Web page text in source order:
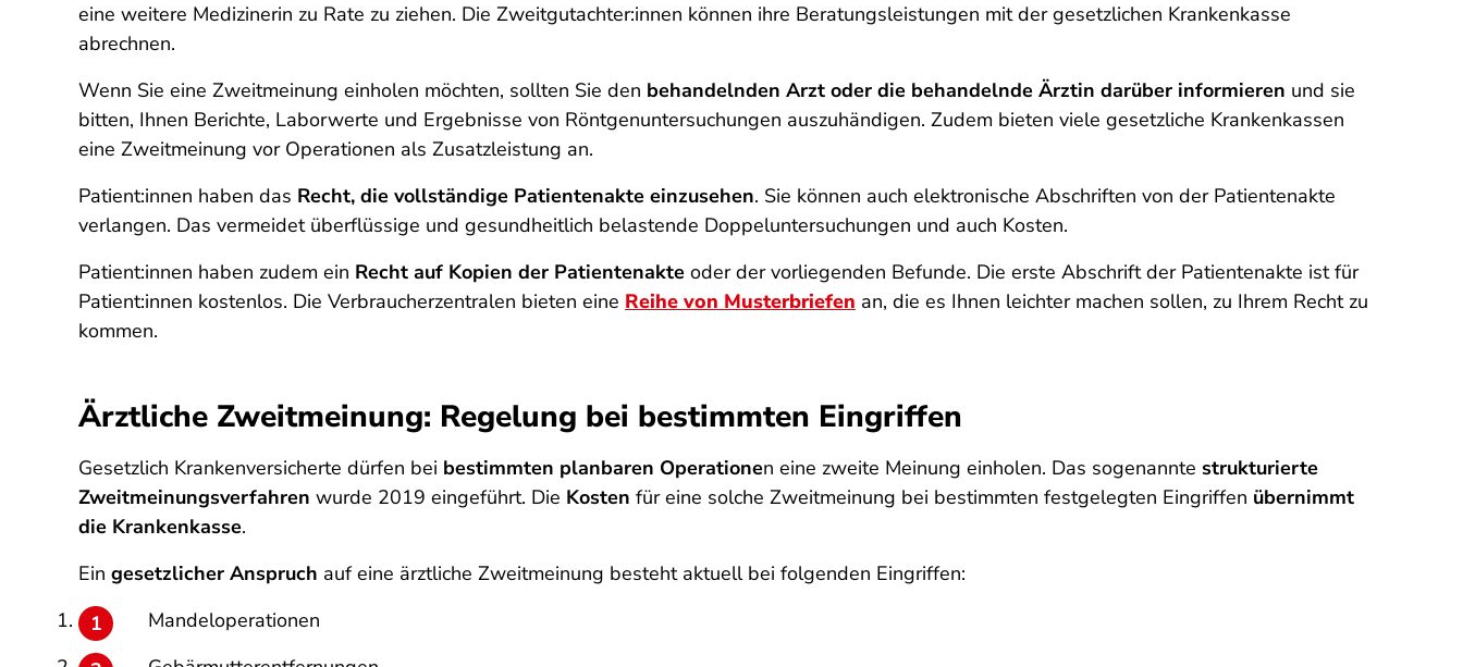
eine weitere Medizinerin zu Rate zu ziehen. Die Zweitgutachter:innen können ihre Beratungsleistungen mit der gesetzlichen Krankenkasse
abrechnen.
Wenn Sie eine Zweitmeinung einholen möchten, sollten Sie den behandelnden Arzt oder die behandelnde Ärztin darüber informieren und sie
bitten, Ihnen Berichte, Laborwerte und Ergebnisse von Röntgenuntersuchungen auszuhändigen. Zudem bieten viele gesetzliche Krankenkassen
eine Zweitmeinung vor Operationen als Zusatzleistung an.
Patient:innen haben das Recht, die vollständige Patientenakte einzusehen. Sie können auch elektronische Abschriften von der Patientenakte
verlangen. Das vermeidet überflüssige und gesundheitlich belastende Doppeluntersuchungen und auch Kosten.
Patient:innen haben zudem ein Recht auf Kopien der Patientenakte oder der vorliegenden Befunde. Die erste Abschrift der Patientenakte ist für
Patient:innen kostenlos. Die Verbraucherzentralen bieten eine Reihe von Musterbriefen an, die es Ihnen leichter machen sollen, zu Ihrem Recht zu
kommen.
Ärztliche Zweitmeinung: Regelung bei bestimmten Eingriffen
Gesetzlich Krankenversicherte dürfen bei bestimmten planbaren Operationen eine zweite Meinung einholen. Das sogenannte strukturierte
Zweitmeinungsverfahren wurde 2019 eingeführt. Die Kosten für eine solche Zweitmeinung bei bestimmten festgelegten Eingriffen übernimmt
die Krankenkasse.
Ein gesetzlicher Anspruch auf eine ärztliche Zweitmeinung besteht aktuell bei folgenden Eingriffen:
Mandeloperationen